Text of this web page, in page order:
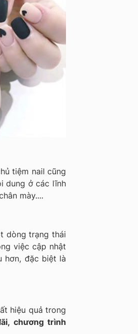
tiệm nail cũng
dung ở các lĩnh
mày....
dòng trạng thái
việc cập nhật
hơn, đặc biệt là
hiệu quả trong
chương trình